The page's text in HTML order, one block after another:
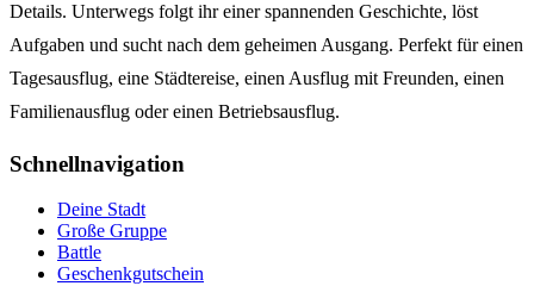
Details. Unterwegs folgt ihr einer spannenden Geschichte, löst
Aufgaben und sucht nach dem geheimen Ausgang. Perfekt für einen
Tagesausflug, eine Städtereise, einen Ausflug mit Freunden, einen
Familienausflug oder einen Betriebsausflug.
Schnellnavigation
Deine Stadt
Große Gruppe
Battle
Geschenkgutschein